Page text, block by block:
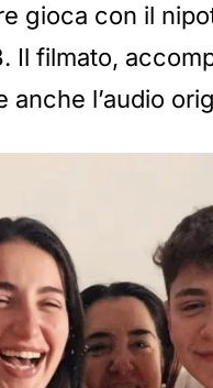
gioca con il
Il filmato,
l’audio